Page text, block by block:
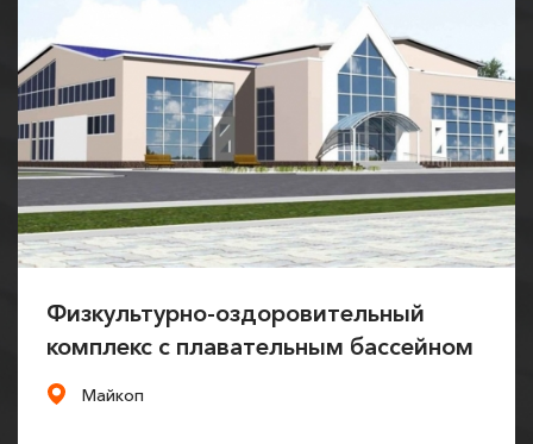
Физкультурно-оздоровительный
комплекс с плавательным бассейном
Майкоп